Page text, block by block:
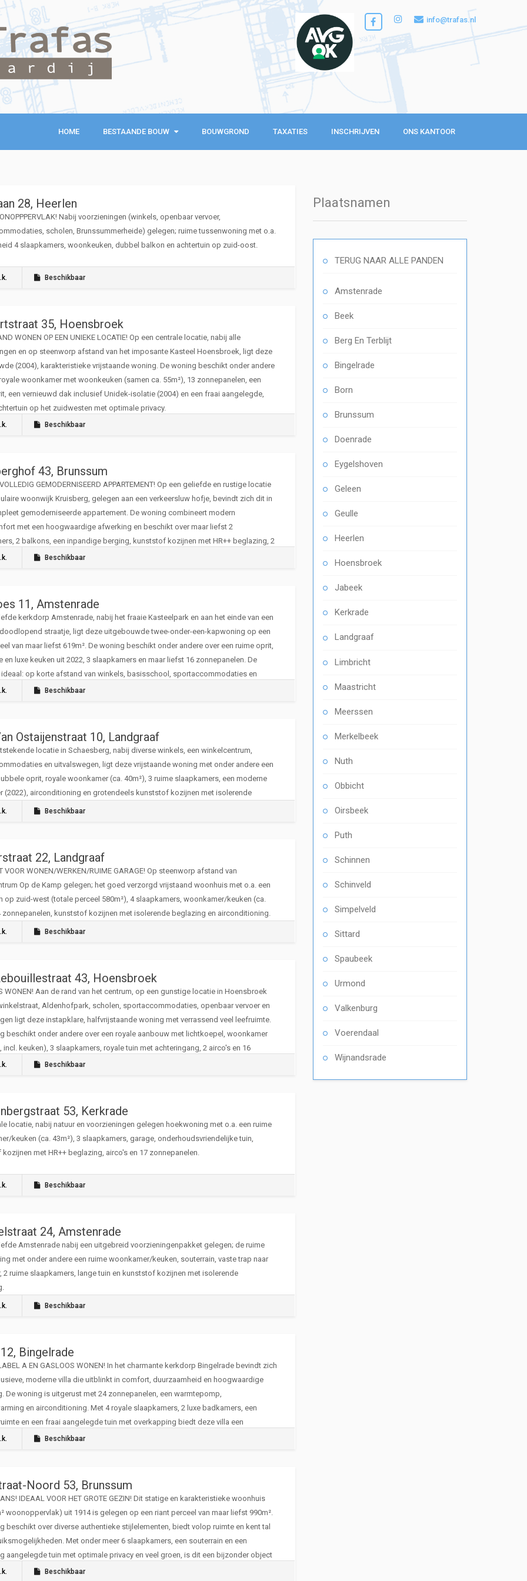
info@trafas.nl
HOME BESTAANDE BOUW
BESTAANDE BOUW
RECREATIEWONINGEN
BOUWGROND TAXATIES INSCHRIJVEN ONS KANTOOR
28, Heerlen
Nabij voorzieningen (winkels, openbaar vervoer,
scholen, Brunssummerheide) gelegen; ruime tussenwoning met o.a.
4 slaapkamers, woonkeuken, dubbel balkon en achtertuin op zuid-oost.
Beschikbaar
35, Hoensbroek
WONEN OP EEN UNIEKE LOCATIE! Op een centrale locatie, nabij alle
en op steenworp afstand van het imposante Kasteel Hoensbroek, ligt deze
(2004), karakteristieke vrijstaande woning. De woning beschikt onder andere
woonkamer met woonkeuken (samen ca. 55m²), 13 zonnepanelen, een
een vernieuwd dak inclusief Unidek-isolatie (2004) en een fraai aangelegde,
op het zuidwesten met optimale privacy.
Beschikbaar
43, Brunssum
GEMODERNISEERD APPARTEMENT! Op een geliefde en rustige locatie
woonwijk Kruisberg, gelegen aan een verkeersluw hofje, bevindt zich dit in
gemoderniseerde appartement. De woning combineert modern
met een hoogwaardige afwerking en beschikt over maar liefst 2
2 balkons, een inpandige berging, kunststof kozijnen met HR++ beglazing, 2
moderne keuken en een luxe keuken.
Beschikbaar
11, Amstenrade
kerkdorp Amstenrade, nabij het fraaie Kasteelpark en aan het einde van een
straatje, ligt deze uitgebouwde twee-onder-een-kapwoning op een
van maar liefst 619m². De woning beschikt onder andere over een ruime oprit,
en luxe keuken uit 2022, 3 slaapkamers en maar liefst 16 zonnepanelen. De
op korte afstand van winkels, basisschool, sportaccommodaties en
Ook de oprit naar de Buitenring is snel bereikbaar.
Beschikbaar
Ostaijenstraat 10, Landgraaf
locatie in Schaesberg, nabij diverse winkels, een winkelcentrum,
en uitvalswegen, ligt deze vrijstaande woning met onder andere een
oprit, royale woonkamer (ca. 40m²), 3 ruime slaapkamers, een moderne
(2022), airconditioning en grotendeels kunststof kozijnen met isolerende
rolluiken.
Beschikbaar
22, Landgraaf
VOOR WONEN/WERKEN/RUIME GARAGE! Op steenworp afstand van
Op de Kamp gelegen; het goed verzorgd vrijstaand woonhuis met o.a. een
op zuid-west (totale perceel 580m²), 4 slaapkamers, woonkamer/keuken (ca.
zonnepanelen, kunststof kozijnen met isolerende beglazing en airconditioning.
Beschikbaar
43, Hoensbroek
WONEN! Aan de rand van het centrum, op een gunstige locatie in Hoensbroek
Aldenhofpark, scholen, sportaccommodaties, openbaar vervoer en
ligt deze instapklare, halfvrijstaande woning met verrassend veel leefruimte.
beschikt onder andere over een royale aanbouw met lichtkoepel, woonkamer
incl. keuken), 3 slaapkamers, royale tuin met achteringang, 2 airco's en 16
(eigendom).Beschikbaar
53, Kerkrade
locatie, nabij natuur en voorzieningen gelegen hoekwoning met o.a. een ruime
keuken (ca. 43m²), 3 slaapkamers, garage, onderhoudsvriendelijke tuin,
met HR++ beglazing, airco's en 17 zonnepanelen.
Beschikbaar
24, Amstenrade
Amstenrade nabij een uitgebreid voorzieningenpakket gelegen; de ruime
met onder andere een ruime woonkamer/keuken, souterrain, vaste trap naar
2 ruime slaapkamers, lange tuin en kunststof kozijnen met isolerende
Beschikbaar
Bingelrade
A EN GASLOOS WONEN! In het charmante kerkdorp Bingelrade bevindt zich
moderne villa die uitblinkt in comfort, duurzaamheid en hoogwaardige
De woning is uitgerust met 24 zonnepanelen, een warmtepomp,
en airconditioning. Met 4 royale slaapkamers, 2 luxe badkamers, een
en een fraai aangelegde tuin met overkapping biedt deze villa een
hoog woonniveau.
Beschikbaar
Noord 53, Brunssum
IDEAAL VOOR HET GROTE GEZIN! Dit statige en karakteristieke woonhuis
woonoppervlak) uit 1914 is gelegen op een riant perceel van maar liefst 990m².
beschikt over diverse authentieke stijlelementen, biedt volop ruimte en kent tal
Met onder meer 6 slaapkamers, een souterrain en een
aangelegde tuin met optimale privacy en veel groen, is dit een bijzonder object
locatie.Beschikbaar
Plaatsnamen
TERUG NAAR ALLE PANDEN
Amstenrade
Beek
Berg En Terblijt
Bingelrade
Born
Brunssum
Doenrade
Eygelshoven
Geleen
Geulle
Heerlen
Hoensbroek
Jabeek
Kerkrade
Landgraaf
Limbricht
Maastricht
Meerssen
Merkelbeek
Nuth
Obbicht
Oirsbeek
Puth
Schinnen
Schinveld
Simpelveld
Sittard
Spaubeek
Urmond
Valkenburg
Voerendaal
Wijnandsrade